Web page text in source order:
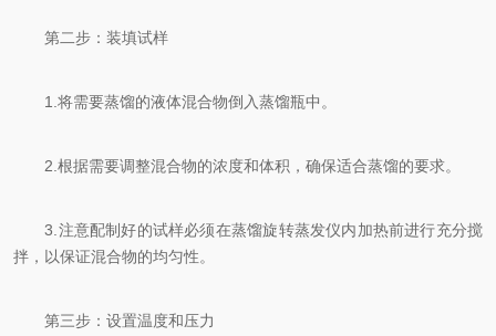
第二步：装填试样
1.将需要蒸馏的液体混合物倒入蒸馏瓶中。
2.根据需要调整混合物的浓度和体积，确保适合蒸馏的要求。
3.注意配制好的试样必须在蒸馏旋转蒸发仪内加热前进行充分搅
拌，以保证混合物的均匀性。
第三步：设置温度和压力